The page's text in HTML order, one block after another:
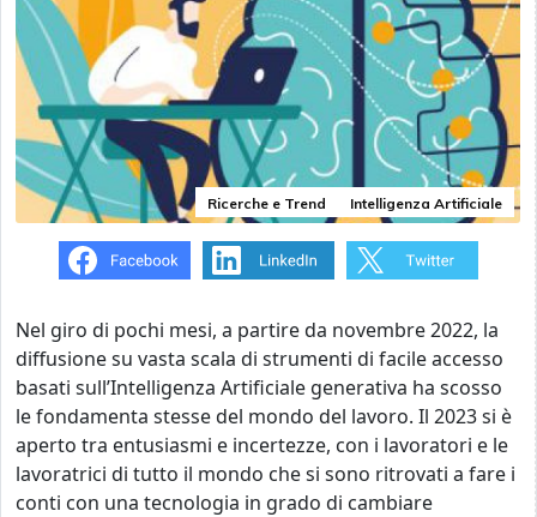
Ricerche e Trend Intelligenza Artificiale
Nel giro di pochi mesi, a partire da novembre 2022, la
diffusione su vasta scala di strumenti di facile accesso
basati sull’Intelligenza Artificiale generativa ha scosso
le fondamenta stesse del mondo del lavoro. Il 2023 si è
aperto tra entusiasmi e incertezze, con i lavoratori e le
lavoratrici di tutto il mondo che si sono ritrovati a fare i
conti con una tecnologia in grado di cambiare